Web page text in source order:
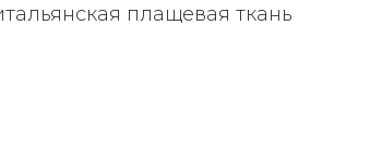
плащевая ткань